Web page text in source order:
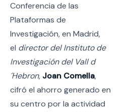
Conferencia de las
Plataformas de
Investigación, en Madrid,
el director del Instituto de
Investigación del Vall d
´Hebron, Joan Comella,
cifró el ahorro generado en
su centro por la actividad